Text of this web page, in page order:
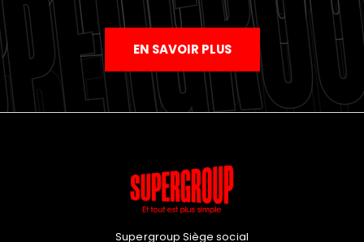
EN SAVOIR PLUS
Supergroup Siège social